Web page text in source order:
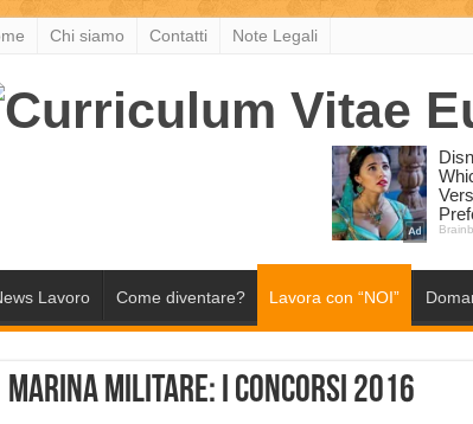
Chi siamo Contatti Note Legali
Lavoro Come diventare? Lavora con “NOI”
Marina Militare: i concorsi 2016